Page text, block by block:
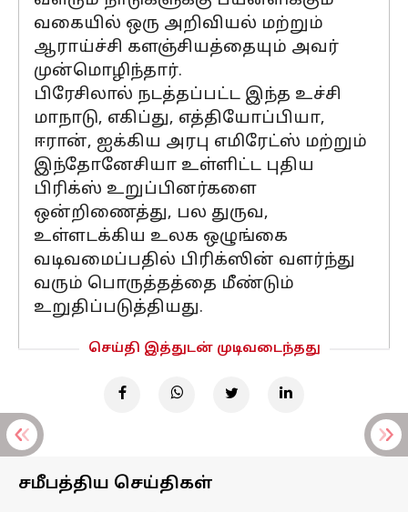
வகையில் ஒரு அறிவியல் மற்றும்
ஆராய்ச்சி களஞ்சியத்தையும் அவர்
முன்மொழிந்தார்.
பிரேசிலால் நடத்தப்பட்ட இந்த உச்சி
மாநாடு, எகிப்து, எத்தியோப்பியா,
ஈரான், ஐக்கிய அரபு எமிரேட்ஸ் மற்றும்
இந்தோனேசியா உள்ளிட்ட புதிய
பிரிக்ஸ் உறுப்பினர்களை
ஒன்றிணைத்து, பல துருவ,
உள்ளடக்கிய உலக ஒழுங்கை
வடிவமைப்பதில் பிரிக்ஸின் வளர்ந்து
வரும் பொருத்தத்தை மீண்டும்
உறுதிப்படுத்தியது.
செய்தி இத்துடன் முடிவடைந்தது
சமீபத்திய செய்திகள்